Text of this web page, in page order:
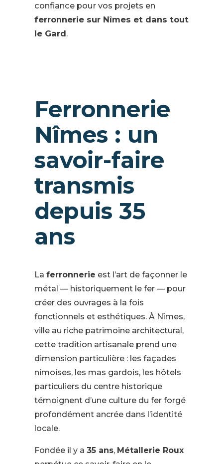
confiance pour vos projets en
ferronnerie sur Nîmes et dans tout
le Gard.
Ferronnerie
Nîmes : un
savoir-faire
transmis
depuis 35
ans
La ferronnerie est l’art de façonner le
métal — historiquement le fer — pour
créer des ouvrages à la fois
fonctionnels et esthétiques. À Nîmes,
ville au riche patrimoine architectural,
cette tradition artisanale prend une
dimension particulière : les façades
nimoises, les mas gardois, les hôtels
particuliers du centre historique
témoignent d’une culture du fer forgé
profondément ancrée dans l’identité
locale.
Fondée il y a 35 ans, Métallerie Roux